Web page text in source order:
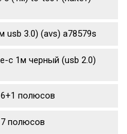
usb 3.0) (avs) a78579s
c 1м черный (usb 2.0)
полюсов
полюсов